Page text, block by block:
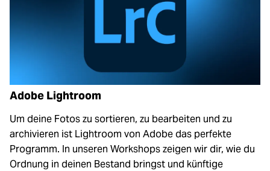
Adobe Lightroom
Um deine Fotos zu sortieren, zu bearbeiten und zu
archivieren ist Lightroom von Adobe das perfekte
Programm. In unseren Workshops zeigen wir dir, wie du
Ordnung in deinen Bestand bringst und künftige